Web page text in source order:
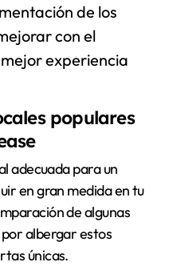
de los
con el
experiencia
populares
adecuada para un
en gran medida en tu
de algunas
albergar estos
únicas.